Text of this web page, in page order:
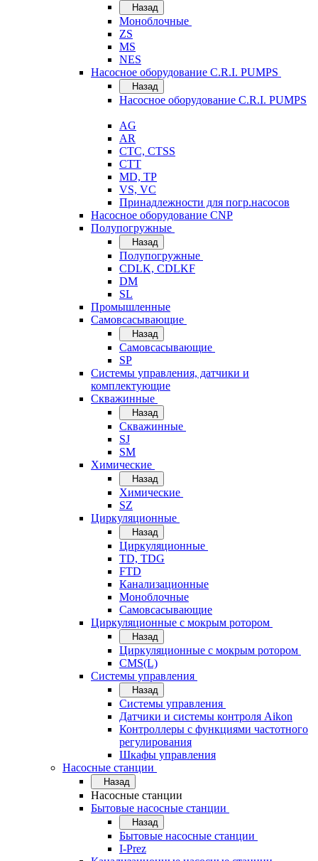
Назад
Моноблочные
ZS
MS
NES
Насосное оборудование C.R.I. PUMPS
Назад
Насосное оборудование C.R.I. PUMPS
AG
AR
CTC, CTSS
CTT
MD, TP
VS, VC
Принадлежности для погр.насосов
Насосное оборудование CNP
Полупогружные
Назад
Полупогружные
CDLK, CDLKF
DM
SL
Промышленные
Самовсасывающие
Назад
Самовсасывающие
SP
Системы управления, датчики и
комплектующие
Скважинные
Назад
Скважинные
SJ
SM
Химические
Назад
Химические
SZ
Циркуляционные
Назад
Циркуляционные
TD, TDG
FTD
Канализационные
Моноблочные
Самовсасывающие
Циркуляционные с мокрым ротором
Назад
Циркуляционные с мокрым ротором
CMS(L)
Системы управления
Назад
Системы управления
Датчики и системы контроля Aikon
Контроллеры с функциями частотного
регулирования
Шкафы управления
Насосные станции
Назад
Насосные станции
Бытовые насосные станции
Назад
Бытовые насосные станции
I-Prez